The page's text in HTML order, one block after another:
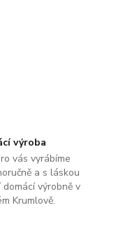
výroba
vás vyrábíme
a s láskou
domácí výrobně v
Krumlově.